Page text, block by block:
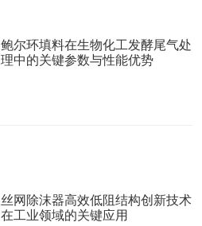
鲍尔环填料在生物化工发酵尾气处
理中的关键参数与性能优势
丝网除沫器高效低阻结构创新技术
在工业领域的关键应用